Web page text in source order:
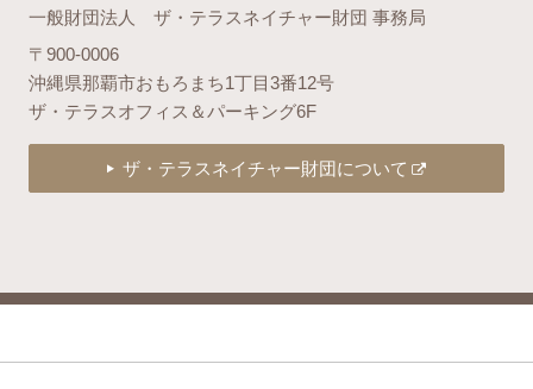
一般財団法人 ザ・テラスネイチャー財団 事務局
〒900-0006
沖縄県那覇市おもろまち1丁目3番12号
ザ・テラスオフィス＆パーキング6F
ザ・テラスネイチャー財団について